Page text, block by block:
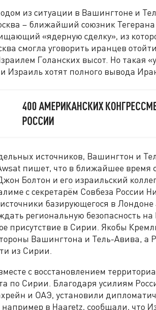
из ситуации в Вашингтоне и
– ближайший союзник
«ядерную сделку», из
смогла уговорить иранцев
Голанских высот. Но такая
Израиль хотят полного вывода
400 АМЕРИКАНСКИХ
РОССИИ
источников, Вашингтон и
пишет, что в ближайшее время
Болтон и его израильский
с секретарём Совбеза России
базирующегося в Лондоне
региональную безопасность
присутствие в Сирии. Якобы
Вашингтона и Тель-Авива, а
из Сирии.
с восстановлением
по Сирии. Благодаря усилиям
и ОАЭ, установили
в Haaretz, сообщали, что